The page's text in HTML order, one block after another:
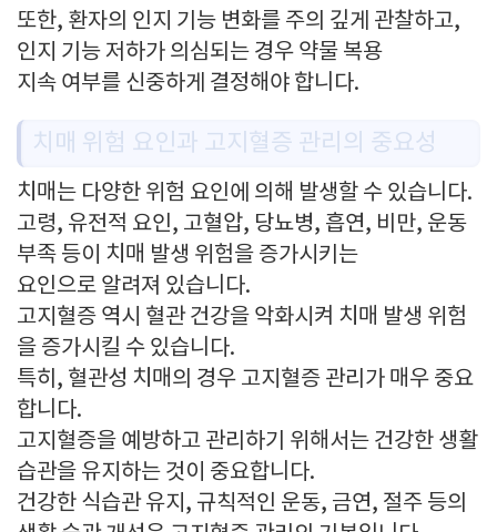
또한, 환자의 인지 기능 변화를 주의 깊게 관찰하고,
인지 기능 저하가 의심되는 경우 약물 복용
지속 여부를 신중하게 결정해야 합니다.
치매 위험 요인과 고지혈증 관리의 중요성
치매는 다양한 위험 요인에 의해 발생할 수 있습니다.
고령, 유전적 요인, 고혈압, 당뇨병, 흡연, 비만, 운동
부족 등이 치매 발생 위험을 증가시키는
요인으로 알려져 있습니다.
고지혈증 역시 혈관 건강을 악화시켜 치매 발생 위험
을 증가시킬 수 있습니다.
특히, 혈관성 치매의 경우 고지혈증 관리가 매우 중요
합니다.
고지혈증을 예방하고 관리하기 위해서는 건강한 생활
습관을 유지하는 것이 중요합니다.
건강한 식습관 유지, 규칙적인 운동, 금연, 절주 등의